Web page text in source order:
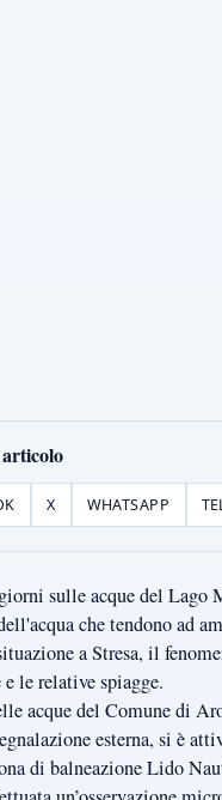
X WHATSAPP
sulle acque del Lago
che tendono ad
a Stresa, il
le relative spiagge.
acque del Comune di
esterna, si è
di balneazione Lido